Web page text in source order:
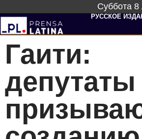
Суббота 8
РУССКОЕ
Гаити:
депутаты